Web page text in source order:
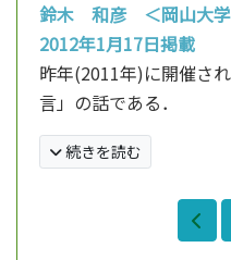
鈴木 和彦 ＜岡山大学
2012年1月17日掲載
昨年(2011年)に開催さ
言」の話である．
続きを読む